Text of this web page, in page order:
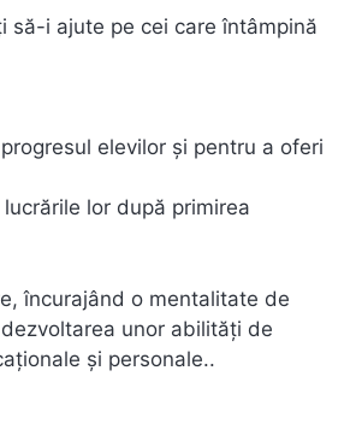
să-i ajute pe cei care întâmpină
elevilor și pentru a oferi
lor după primirea
încurajând o mentalitate de
unor abilități de
și personale..